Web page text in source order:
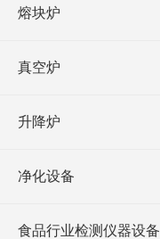
熔块炉
真空炉
升降炉
净化设备
食品行业检测仪器设备